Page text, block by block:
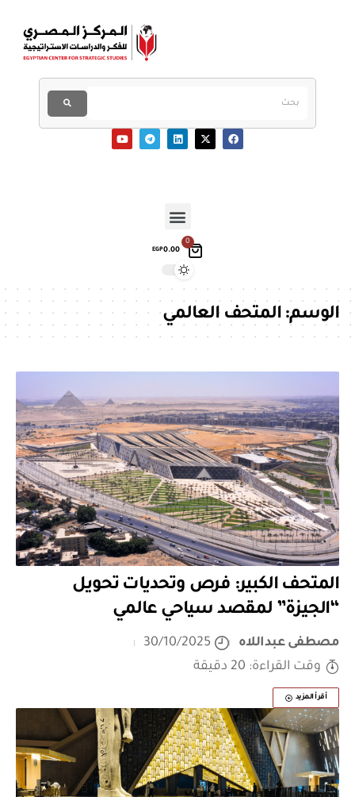
0
EGP0.00
الوسم:المتحف العالمي
المتحف الكبير: فرص وتحديات تحويل
“الجيزة” لمقصد سياحي عالمي
مصطفى عبداللاه
30/10/2025
وقت القراءة: 20 دقيقة
أقرأ المزيد